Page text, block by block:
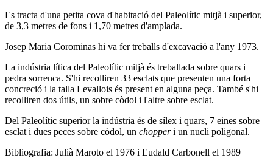
Es tracta d'una petita cova d'habitació del Paleolític mitjà i superior,
de 3,3 metres de fons i 1,70 metres d'amplada.
Josep Maria Corominas hi va fer treballs d'excavació a l'any 1973.
La indústria lítica del Paleolític mitjà és treballada sobre quars i
pedra sorrenca. S'hi recolliren 33 esclats que presenten una forta
concreció i la talla Levallois és present en alguna peça. També s'hi
recolliren dos útils, un sobre còdol i l'altre sobre esclat.
Del Paleolític superior la indústria és de sílex i quars, 7 eines sobre
esclat i dues peces sobre còdol, un chopperi un nucli poligonal.
Bibliografia: Julià Maroto el 1976 i Eudald Carbonell el 1989